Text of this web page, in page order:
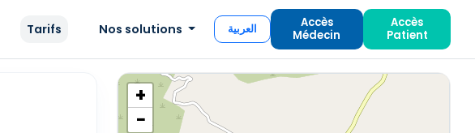
Tarifs Nos solutions العربية
Accès
Médecin
Accès
Patient
+
−